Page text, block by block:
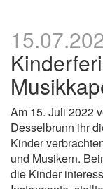
Am 15. Juli 2022
Desselbrunn ihr
Kinder
und Musikern.
die Kinder